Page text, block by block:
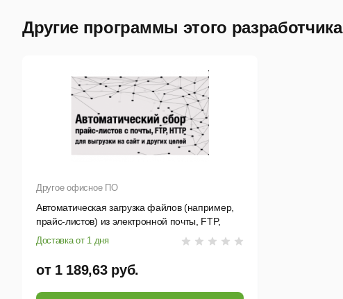
Другие программы этого разработчика
Другое офисное ПО
Автоматическая загрузка файлов (например,
прайс-листов) из электронной почты, FTP,
HTTP, их обработка и выгрузка на FTP (на
сайт)
Доставка от 1 дня
от 1 189,63 руб.